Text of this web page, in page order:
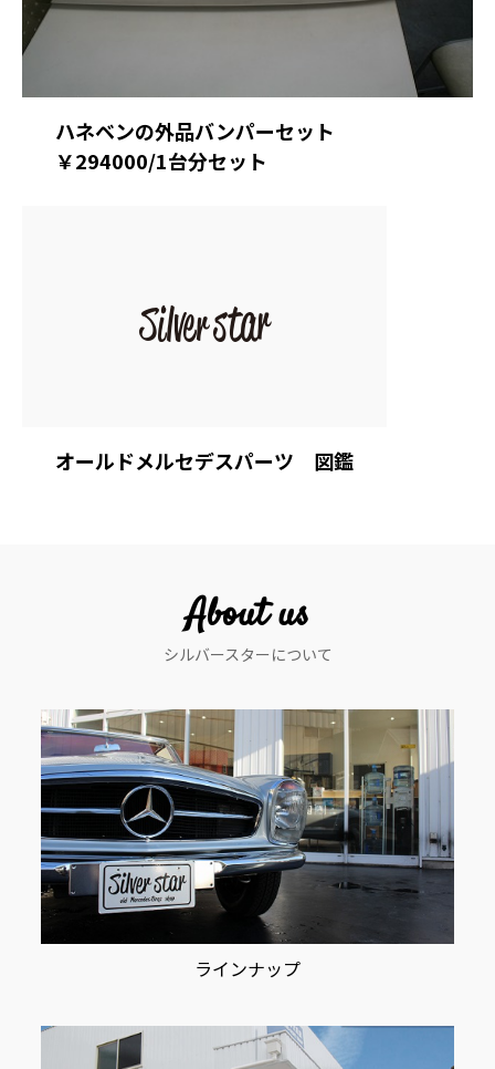
ハネベンの外品バンパーセット
￥294000/1台分セット
オールドメルセデスパーツ 図鑑
About us
シルバースターについて
ラインナップ